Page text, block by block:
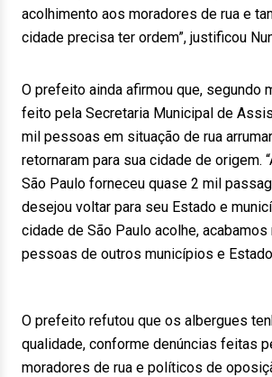
acolhimento aos moradores de rua e
cidade precisa ter ordem”, justificou
O prefeito ainda afirmou que, segundo
feito pela Secretaria Municipal de
mil pessoas em situação de rua
retornaram para sua cidade de origem.
São Paulo forneceu quase 2 mil
desejou voltar para seu Estado e
cidade de São Paulo acolhe,
pessoas de outros municípios e
O prefeito refutou que os albergues
qualidade, conforme denúncias feitas
moradores de rua e políticos de